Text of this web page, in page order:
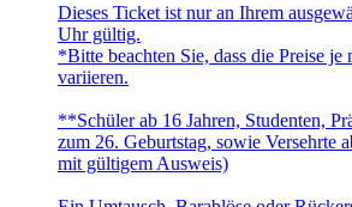
Dieses Ticket ist nur an Ihrem
Uhr gültig.
*Bitte beachten Sie, dass die Preise je
variieren.
**Schüler ab 16 Jahren, Studenten,
zum 26. Geburtstag, sowie Versehrte
mit gültigem Ausweis)